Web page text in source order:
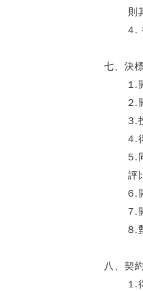
則
4.
七、決
1.
2.
3.
4.
5.
評
6.
7.
8.
八、契
1.